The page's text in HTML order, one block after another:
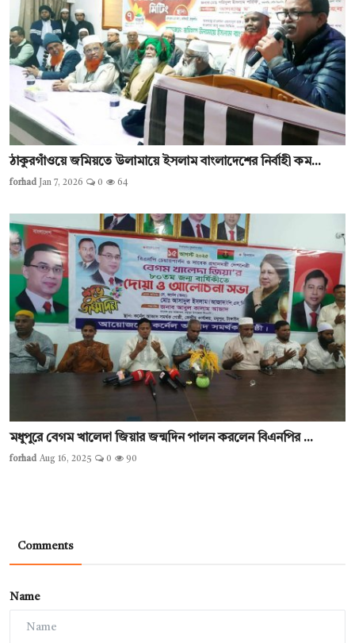
ঠাকুরগাঁওয়ে জমিয়তে উলামায়ে ইসলাম বাংলাদেশের নির্বাহী কম...
forhad Jan 7, 2026 0 64
মধুপুরে বেগম খালেদা জিয়ার জন্মদিন পালন করলেন বিএনপির ...
forhad Aug 16, 2025 0 90
Comments
Name